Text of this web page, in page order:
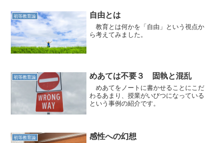
初等教育論 自由とは
教育とは何かを「自由」という視点か
ら考えてみました。
初等教育論 めあては不要３ 固執と混乱
めあてをノートに書かせることにこだ
わるあまり、授業がいびつになっている
という事例の紹介です。
初等教育論 感性への幻想